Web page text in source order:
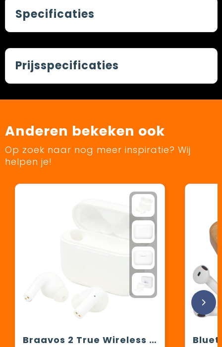
Specificaties
Prijsspecificaties
Anderen bekeken ook
Op zoek naar nog meer inspiratie? Wij
helpen je!
Braavos 2 True Wireless auto pair oordopjes